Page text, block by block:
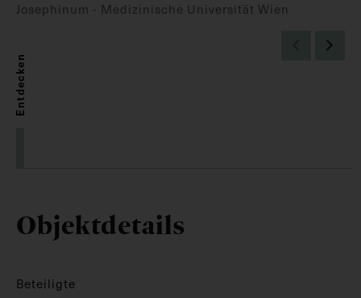
Josephinum - Medizinische Universität Wien
Entdecken
Objektdetails
Beteiligte